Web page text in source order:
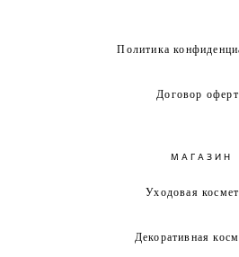
Политика
Договор
МАГАЗИН
Уходовая
Декоративная